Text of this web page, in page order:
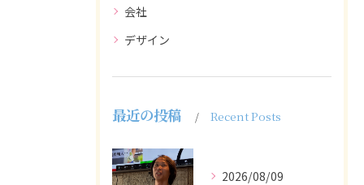
会社
デザイン
最近の投稿 Recent Posts
2026/08/09